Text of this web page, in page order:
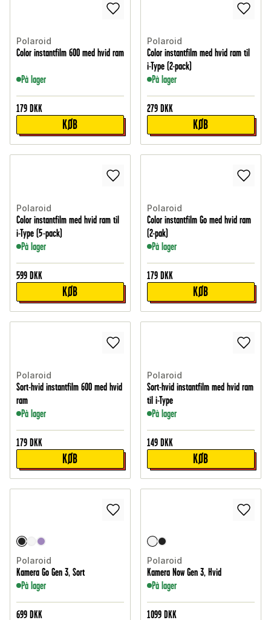
Polaroid
Color instantfilm 600 med hvid ram
På lager
179 DKK
KØB
Polaroid
Color instantfilm med hvid ram til
i-Type (2-pack)
På lager
279 DKK
KØB
Polaroid
Color instantfilm med hvid ram til
i-Type (5-pack)
På lager
599 DKK
KØB
Polaroid
Color instantfilm Go med hvid ram
(2-pak)
På lager
179 DKK
KØB
Polaroid
Sort-hvid instantfilm 600 med hvid
ram
På lager
179 DKK
KØB
Polaroid
Sort-hvid instantfilm med hvid ram
til i-Type
På lager
149 DKK
KØB
Polaroid
Kamera Go Gen 3, Sort
På lager
699 DKK
Polaroid
Kamera Now Gen 3, Hvid
På lager
1099 DKK